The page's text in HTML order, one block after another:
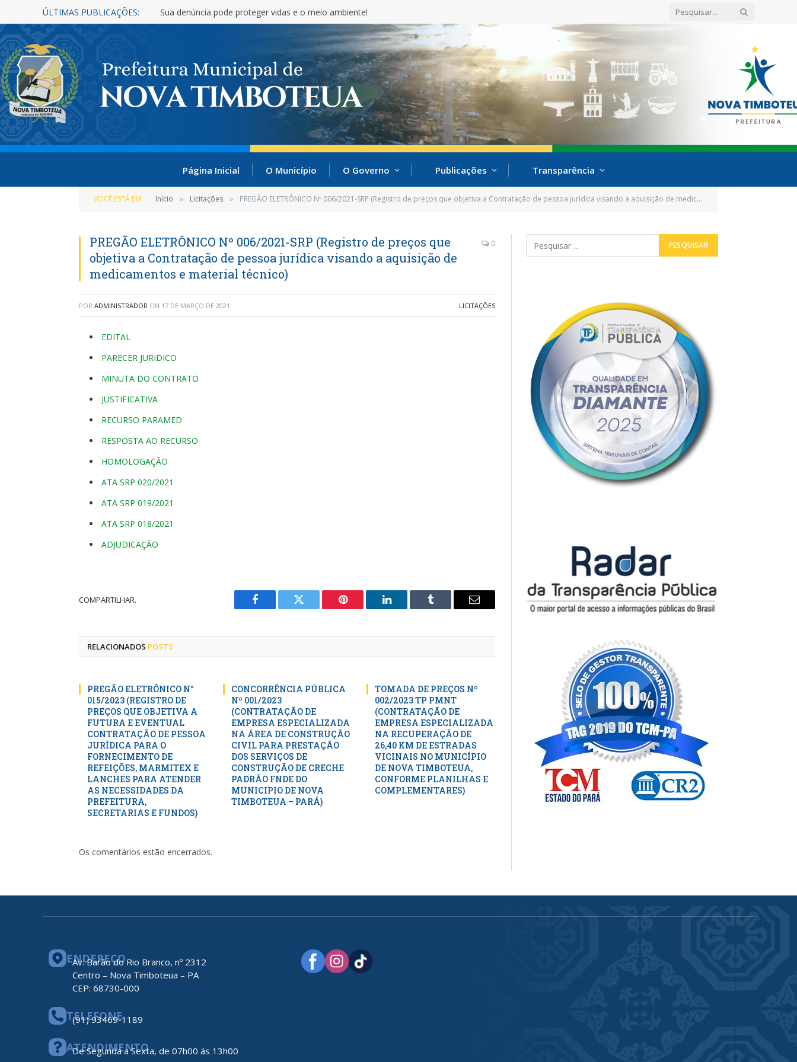
ÚLTIMAS PUBLICAÇÕES: Sua denúncia pode proteger vidas e o meio ambiente!
Página Inicial O Município O Governo Publicações Transparência
VOCÊ ESTÁ EM: Início » Licitações » PREGÃO ELETRÔNICO Nº 006/2021-SRP (Registro de preços que objetiva a Contratação de pessoa jurídica visando a aquisição de medicamentos e material técnico)
PREGÃO ELETRÔNICO Nº 006/2021-SRP (Registro de preços que
objetiva a Contratação de pessoa jurídica visando a aquisição de
medicamentos e material técnico)
0
POR ADMINISTRADOR ON 17 DE MARÇO DE 2021 LICITAÇÕES
EDITAL
PARECER JURIDICO
MINUTA DO CONTRATO
JUSTIFICATIVA
RECURSO PARAMED
RESPOSTA AO RECURSO
HOMOLOGAÇÃO
ATA SRP 020/2021
ATA SRP 019/2021
ATA SRP 018/2021
ADJUDICAÇÃO
COMPARTILHAR.
Facebook Twitter Pinterest LinkedIn Tumblr
E-
RELACIONADOS POSTS
PREGÃO ELETRÔNICO N°
015/2023 (REGISTRO DE
PREÇOS QUE OBJETIVA A
FUTURA E EVENTUAL
CONTRATAÇÃO DE PESSOA
JURÍDICA PARA O
FORNECIMENTO DE
REFEIÇÕES, MARMITEX E
LANCHES PARA ATENDER
AS NECESSIDADES DA
PREFEITURA,
SECRETARIAS E FUNDOS)
CONCORRÊNCIA PÚBLICA
Nº 001/2023
(CONTRATAÇÃO DE
EMPRESA ESPECIALIZADA
NA ÁREA DE CONSTRUÇÃO
CIVIL PARA PRESTAÇÃO
DOS SERVIÇOS DE
CONSTRUÇÃO DE CRECHE
PADRÃO FNDE DO
MUNICIPIO DE NOVA
TIMBOTEUA – PARÁ)
TOMADA DE PREÇOS Nº
002/2023 TP PMNT
(CONTRATAÇÃO DE
EMPRESA ESPECIALIZADA
NA RECUPERAÇÃO DE
26,40 KM DE ESTRADAS
VICINAIS NO MUNICÍPIO
DE NOVA TIMBOTEUA,
CONFORME PLANILHAS E
COMPLEMENTARES)
Os comentários estão encerrados.
ENDEREÇO
Av. Barão do Rio Branco, nº 2312
Centro – Nova Timboteua – PA
CEP: 68730-000
TELEFONE
(91) 93469-1189
ATENDIMENTO
De Segunda a Sexta, de 07h00 ás 13h00